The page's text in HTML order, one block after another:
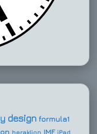
design formula1
heraklion IMF iPad